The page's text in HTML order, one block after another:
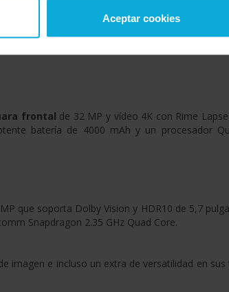
Aceptar cookies
funciones avanzadas. Tiene sistema operativo
de 6 GB y su almacenamiento interno de 128
frontal de 32 MP y vídeo 4K con Rime
batería de 4000 mAh y un procesador
que soporta Dolby Vision y HDR10 de 5,7
Snapdragon 2.35 GHz Quad Core.
imagen e incluso un extra de versatilidad en sus